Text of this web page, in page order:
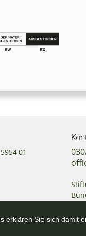
erklären Sie sich damit
01